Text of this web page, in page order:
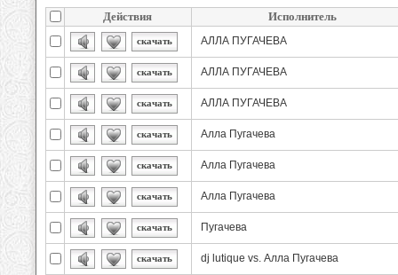
Действия Исполнитель
скачать АЛЛА ПУГАЧЕВА
скачать АЛЛА ПУГАЧЕВА
скачать АЛЛА ПУГАЧЕВА
скачать Алла Пугачева
скачать Алла Пугачева
скачать Алла Пугачева
скачать Пугачева
скачать dj lutique vs. Алла Пугачева